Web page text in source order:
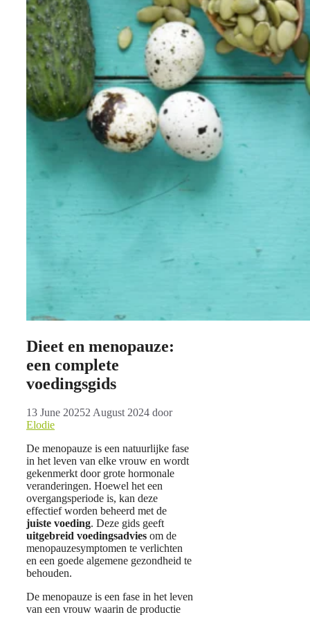
Dieet en menopauze:
een complete
voedingsgids
13 June 20252 August 2024 door
Elodie
De menopauze is een natuurlijke fase
in het leven van elke vrouw en wordt
gekenmerkt door grote hormonale
veranderingen. Hoewel het een
overgangsperiode is, kan deze
effectief worden beheerd met de
juiste voeding. Deze gids geeft
uitgebreid voedingsadvies om de
menopauzesymptomen te verlichten
en een goede algemene gezondheid te
behouden.
De menopauze is een fase in het leven
van een vrouw waarin de productie